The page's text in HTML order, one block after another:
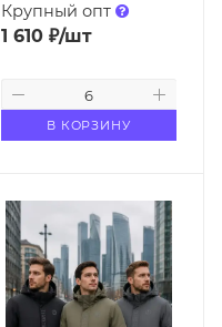
Крупный опт
1 610₽/шт
В КОРЗИНУ